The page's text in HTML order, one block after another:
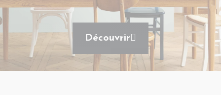
Découvrir